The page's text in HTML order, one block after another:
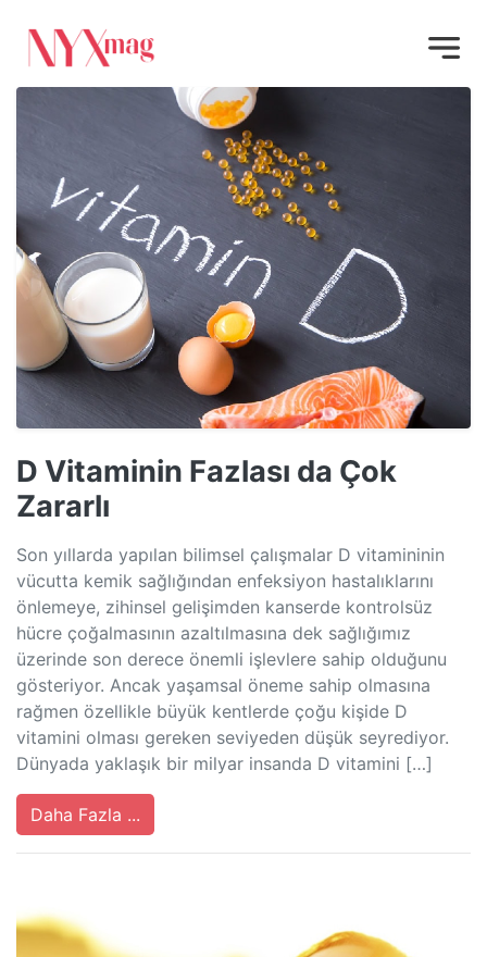
D Vitaminin Fazlası da Çok
Zararlı
Son yıllarda yapılan bilimsel çalışmalar D vitamininin
vücutta kemik sağlığından enfeksiyon hastalıklarını
önlemeye, zihinsel gelişimden kanserde kontrolsüz
hücre çoğalmasının azaltılmasına dek sağlığımız
üzerinde son derece önemli işlevlere sahip olduğunu
gösteriyor. Ancak yaşamsal öneme sahip olmasına
rağmen özellikle büyük kentlerde çoğu kişide D
vitamini olması gereken seviyeden düşük seyrediyor.
Dünyada yaklaşık bir milyar insanda D vitamini […]
Daha Fazla ...